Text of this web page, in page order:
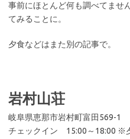
事前にほとんど何も調べてませ
てみることに。
夕食などはまた別の記事で。
岩村山荘
岐阜県恵那市岩村町富田569-
チェックイン 15:00～18:00 ※